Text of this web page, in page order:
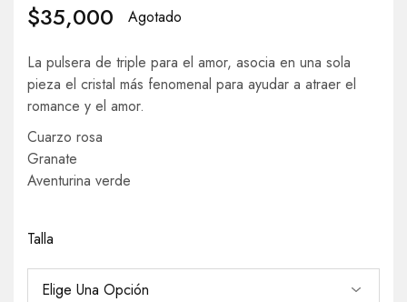
$35,000 Agotado
La pulsera de triple para el amor, asocia en una sola
pieza el cristal más fenomenal para ayudar a atraer el
romance y el amor.
Cuarzo rosa
Granate
Aventurina verde
Talla